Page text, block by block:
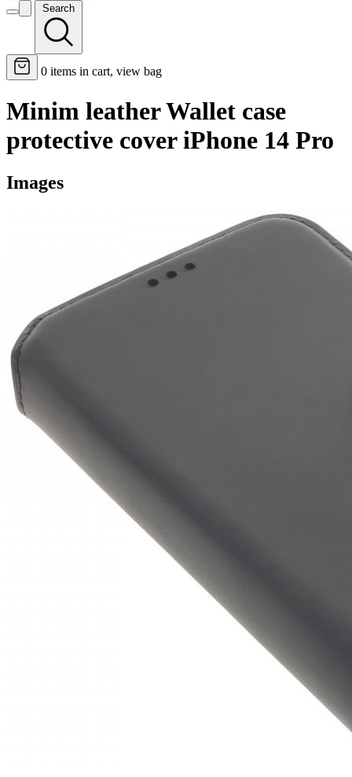
Search
0 items in cart, view bag
Minim leather Wallet case
protective cover iPhone 14 Pro
Images